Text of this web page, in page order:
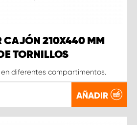
CAJÓN 210X440 MM
TORNILLOS
en diferentes compartimentos.
AÑADIR